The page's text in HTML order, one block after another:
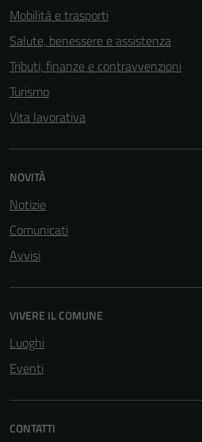
Mobilità e trasporti
Salute, benessere e assistenza
Tributi, finanze e contravvenzioni
Turismo
Vita lavorativa
NOVITÀ
Notizie
Comunicati
Avvisi
VIVERE IL COMUNE
Luoghi
Eventi
CONTATTI